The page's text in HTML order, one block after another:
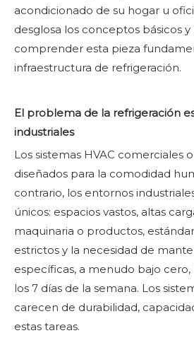
acondicionado de su hogar u
desglosa los conceptos básicos y
comprender esta pieza
infraestructura de refrigeración.
El problema de la refrigeración
industriales
Los sistemas HVAC comerciales
diseñados para la comodidad
contrario, los entornos
únicos: espacios vastos, altas
maquinaria o productos,
estrictos y la necesidad de
específicas, a menudo bajo cero,
los 7 días de la semana. Los
carecen de durabilidad,
estas tareas.